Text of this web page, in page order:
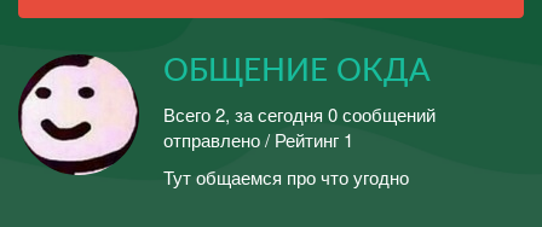
ОБЩЕНИЕ ОКДА
Всего 2, за сегодня 0 сообщений
отправлено / Рейтинг 1
Тут общаемся про что угодно